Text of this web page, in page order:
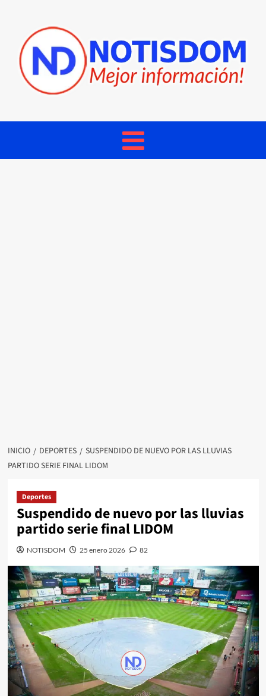
INICIO DEPORTES
SUSPENDIDO DE NUEVO POR LAS LLUVIAS
PARTIDO SERIE FINAL LIDOM
Deportes
Suspendido de nuevo por las lluvias
partido serie final LIDOM
NOTISDOM 25 enero 2026 82